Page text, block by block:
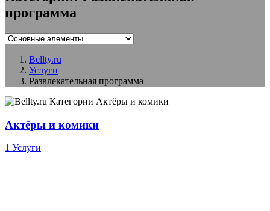
программа
Bellty.ru
Услуги
Развлекательная программа
Актёры и комики
1 Услуги